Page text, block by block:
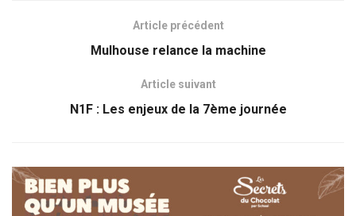
Article précédent
Mulhouse relance la machine
Article suivant
N1F : Les enjeux de la 7ème journée